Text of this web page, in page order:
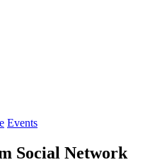
Events
Social Network